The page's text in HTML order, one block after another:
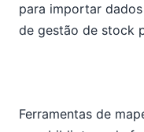
para importar
de gestão de stock
Ferramentas de